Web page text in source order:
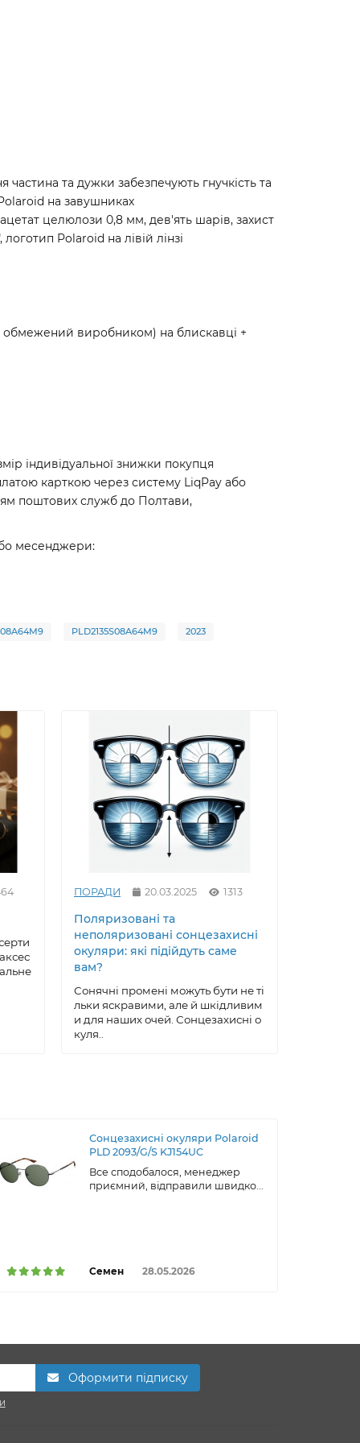
частина та дужки забезпечують гнучкість та
на завушниках
целюлози 0,8 мм, дев'ять шарів, захист
Polaroid на лівій лінзі
виробником) на блискавці +
індивідуальної знижки покупця
карткою через систему LiqPay або
поштових служб до Полтави,
месенджери:
08A64M9 PLD2135S08A64M9 2023
ПОРАДИ 20.03.2025 1313
Поляризовані та
неполяризовані сонцезахисні
окуляри: які підійдуть саме
вам?
Сонячні промені можуть бути не ті
льки яскравими, але й шкідливим
и для наших очей. Сонцезахисні о
куля..
Сонцезахисні окуляри Polaroid
PLD 2093/G/S KJ154UC
Все сподобалося, менеджер
приємний, відправили швидко...
Семен 28.05.2026
Оформити підписку